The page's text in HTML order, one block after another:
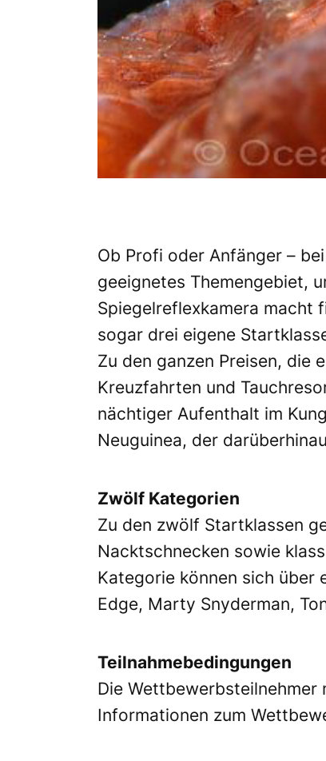
Ob Profi oder Anfänger –
geeignetes Themengebiet,
Spiegelreflexkamera macht
sogar drei eigene
Zu den ganzen Preisen, die
Kreuzfahrten und
nächtiger Aufenthalt im
Neuguinea, der
Zwölf Kategorien
Zu den zwölf Startklassen
Nacktschnecken sowie
Kategorie können sich über
Edge, Marty Snyderman,
Teilnahmebedingungen
Die Wettbewerbsteilnehmer
Informationen zum